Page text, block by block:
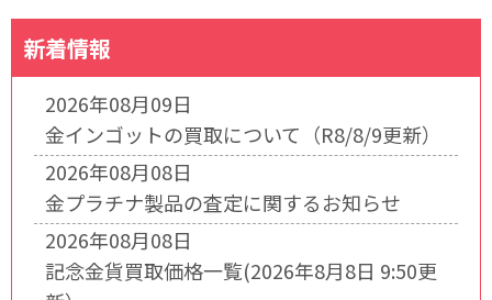
新着情報
2026年08月09日
金インゴットの買取について（R8/8/9更新）
2026年08月08日
金プラチナ製品の査定に関するお知らせ
2026年08月08日
記念金貨買取価格一覧(2026年8月8日 9:50更